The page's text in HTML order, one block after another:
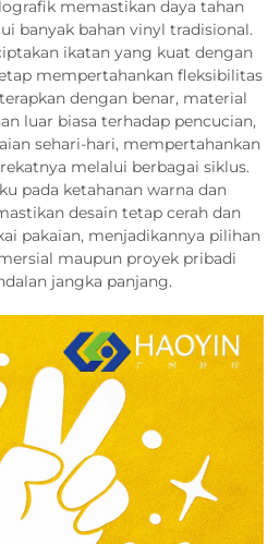
memastikan daya tahan
banyak bahan vinyl tradisional.
ikatan yang kuat dengan
mempertahankan fleksibilitas
dengan benar, material
luar biasa terhadap pencucian,
sehari-hari, mempertahankan
melalui berbagai siklus.
pada ketahanan warna dan
desain tetap cerah dan
pakaian, menjadikannya pilihan
maupun proyek pribadi
jangka panjang.